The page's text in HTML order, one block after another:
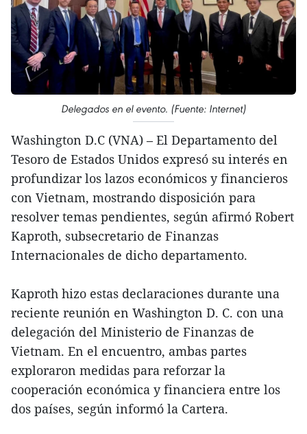
Delegados en el evento. (Fuente: Internet)
Washington D.C (VNA) – El Departamento del
Tesoro de Estados Unidos expresó su interés en
profundizar los lazos económicos y financieros
con Vietnam, mostrando disposición para
resolver temas pendientes, según afirmó Robert
Kaproth, subsecretario de Finanzas
Internacionales de dicho departamento.
Kaproth hizo estas declaraciones durante una
reciente reunión en Washington D. C. con una
delegación del Ministerio de Finanzas de
Vietnam. En el encuentro, ambas partes
exploraron medidas para reforzar la
cooperación económica y financiera entre los
dos países, según informó la Cartera.